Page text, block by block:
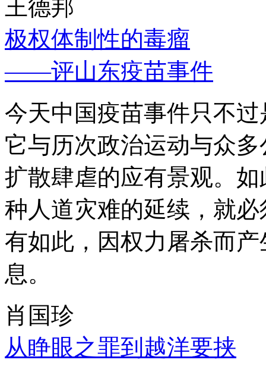
王德邦
极权体制性的毒瘤
——评山东疫苗事件
今天中国疫苗事件只不
它与历次政治运动与众
扩散肆虐的应有景观。
种人道灾难的延续，就
有如此，因权力屠杀而
息。
肖国珍
从睁眼之罪到越洋要挟